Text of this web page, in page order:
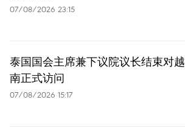
07/08/2026 23:15
泰国国会主席兼下议院议长结束对越
南正式访问
07/08/2026 15:17